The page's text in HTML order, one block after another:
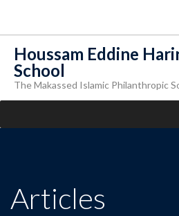
Houssam Eddine
School
The Makassed Islamic Philanthropic
Articles